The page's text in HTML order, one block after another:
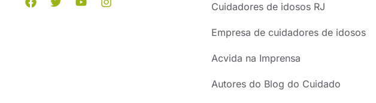
Cuidadores de idosos RJ
Empresa de cuidadores de idosos
Acvida na Imprensa
Autores do Blog do Cuidado